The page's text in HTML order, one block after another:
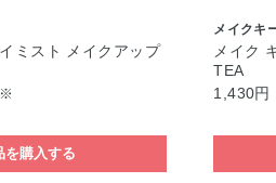
ミスト メイクアップ
※
を購入する
メイクキ
メイク
TEA
1,430円